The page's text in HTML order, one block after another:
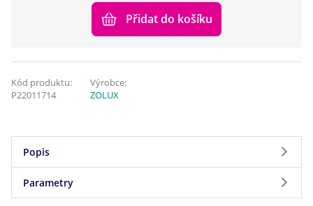
Přidat do košíku
Kód produktu:
P22011714
Výrobce:
ZOLUX
Popis
Výhody podestýlky:
Parametry